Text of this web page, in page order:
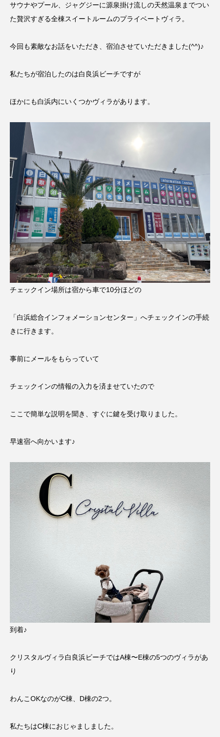
サウナやプール、ジャグジーに源泉掛け流しの天然温泉までつい
た贅沢すぎる全棟スイートルームのプライベートヴィラ。
今回も素敵なお話をいただき、宿泊させていただきました(^^)♪
私たちが宿泊したのは白良浜ビーチですが
ほかにも白浜内にいくつかヴィラがあります。
チェックイン場所は宿から車で10分ほどの
「白浜総合インフォメーションセンター」へチェックインの手続
きに行きます。
事前にメールをもらっていて
チェックインの情報の入力を済ませていたので
ここで簡単な説明を聞き、すぐに鍵を受け取りました。
早速宿へ向かいます♪
到着♪
クリスタルヴィラ白良浜ビーチではA棟〜E棟の5つのヴィラがあ
り
わんこOKなのがC棟、D棟の2つ。
私たちはC棟におじゃましました。